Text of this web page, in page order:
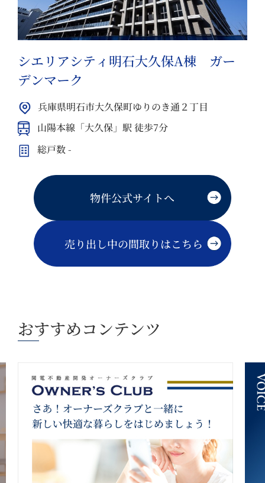
シエリアシティ明石大久保A棟 ガー
デンマーク
兵庫県明石市大久保町ゆりのき通２丁目
山陽本線「大久保」駅 徒歩7分
総戸数 -
物件公式サイトへ
売り出し中の間取りはこちら
おすすめコンテンツ